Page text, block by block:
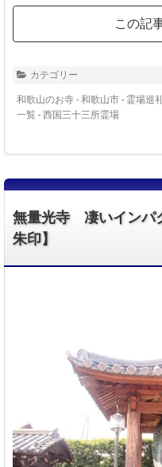
この記
カテゴリー
和歌山のお寺 - 和歌山市 - 霊場巡
一覧 - 西国三十三所霊場
無量光寺 凄いインパ
朱印】